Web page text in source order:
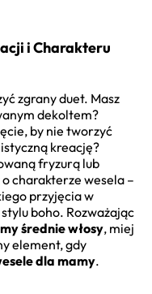
i Charakteru
zgrany duet. Masz
dekoltem?
by nie tworzyć
kreację?
fryzurą lub
charakterze wesela –
przyjęcia w
boho. Rozważając
średnie włosy, miej
element, gdy
dla mamy.